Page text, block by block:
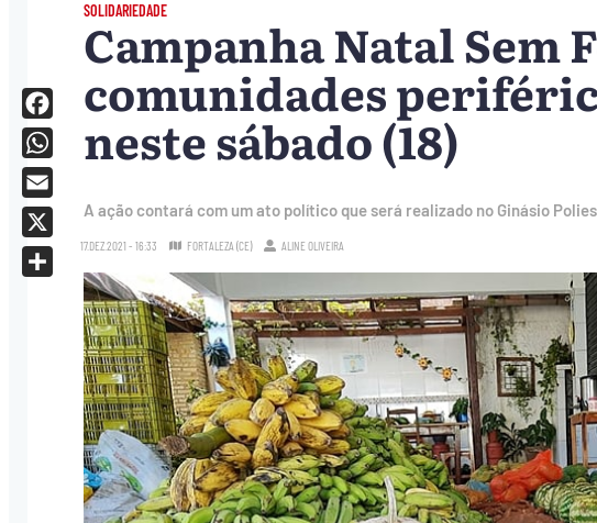
SOLIDARIEDADE
Campanha Natal Sem
comunidades
neste sábado (18)
A ação contará com um ato político que será realizado no Ginásio
17.DEZ.2021 - 16:33 FORTALEZA (CE) ALINE OLIVEIRA
Facebook
WhatsApp
Email
X